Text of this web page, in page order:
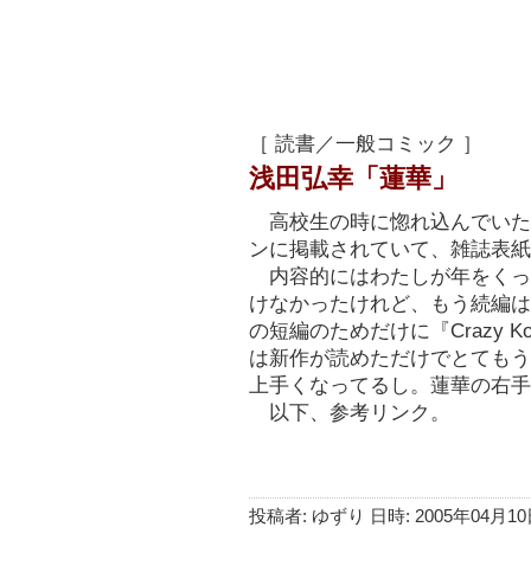
［ 読書／一般コミック ］
浅田弘幸「蓮華」
高校生の時に惚れ込んでい
ンに掲載されていて、雑誌表
内容的にはわたしが年をく
けなかったけれど、もう続編
の短編のためだけに『Crazy
は新作が読めただけでとても
上手くなってるし。蓮華の右
以下、参考リンク。
投稿者: ゆずり 日時: 2005年04月10